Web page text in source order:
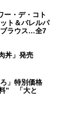
ー・デ・コト
ト＆バレルパ
ブラウス…全7
丼」発売
」特別価格
” 「大と